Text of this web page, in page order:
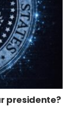
presidente?